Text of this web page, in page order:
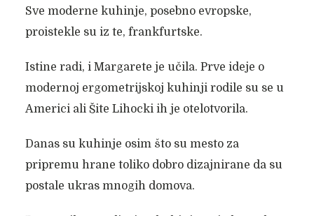
Sve moderne kuhinje, posebno evropske,
proistekle su iz te, frankfurtske.
Istine radi, i Margarete je učila. Prve ideje o
modernoj ergometrijskoj kuhinji rodile su se u
Americi ali Šite Lihocki ih je otelotvorila.
Danas su kuhinje osim što su mesto za
pripremu hrane toliko dobro dizajnirane da su
postale ukras mnogih domova.